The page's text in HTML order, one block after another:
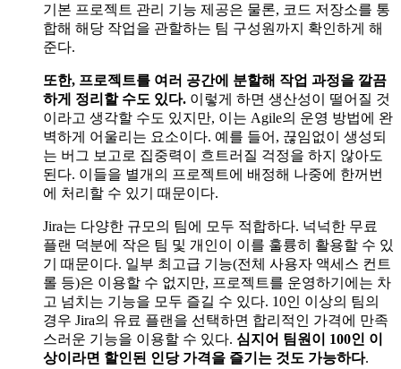
기본 프로젝트 관리 기능 제공은 물론, 코드 저장소를 통
합해 해당 작업을 관할하는 팀 구성원까지 확인하게 해
준다.
또한, 프로젝트를 여러 공간에 분할해 작업 과정을 깔끔
하게 정리할 수도 있다. 이렇게 하면 생산성이 떨어질 것
이라고 생각할 수도 있지만, 이는 Agile의 운영 방법에 완
벽하게 어울리는 요소이다. 예를 들어, 끊임없이 생성되
는 버그 보고로 집중력이 흐트러질 걱정을 하지 않아도
된다. 이들을 별개의 프로젝트에 배정해 나중에 한꺼번
에 처리할 수 있기 때문이다.
Jira는 다양한 규모의 팀에 모두 적합하다. 넉넉한 무료
플랜 덕분에 작은 팀 및 개인이 이를 훌륭히 활용할 수 있
기 때문이다. 일부 최고급 기능(전체 사용자 액세스 컨트
롤 등)은 이용할 수 없지만, 프로젝트를 운영하기에는 차
고 넘치는 기능을 모두 즐길 수 있다. 10인 이상의 팀의
경우 Jira의 유료 플랜을 선택하면 합리적인 가격에 만족
스러운 기능을 이용할 수 있다. 심지어 팀원이 100인 이
상이라면 할인된 인당 가격을 즐기는 것도 가능하다.